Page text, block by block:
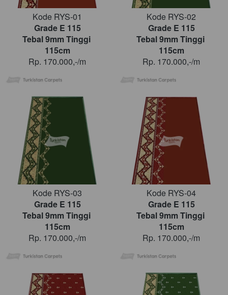
Kode RYS-01
Grade E 115
Tebal 9mm Tinggi
115cm
Rp. 170.000,-/m
Kode RYS-02
Grade E 115
Tebal 9mm Tinggi
115cm
Rp. 170.000,-/m
Kode RYS-03
Grade E 115
Tebal 9mm Tinggi
115cm
Rp. 170.000,-/m
Kode RYS-04
Grade E 115
Tebal 9mm Tinggi
115cm
Rp. 170.000,-/m